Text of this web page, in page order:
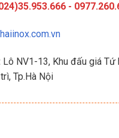
-
Lô NV1-13, Khu đấu giá Tứ
Tp.Hà Nội